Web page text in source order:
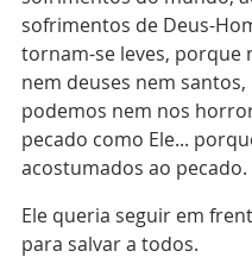
sofrimentos de Deus-
tornam-se leves, porque
nem deuses nem santos,
podemos nem nos
pecado como Ele...
acostumados ao pecado.
Ele queria seguir em
para salvar a todos.